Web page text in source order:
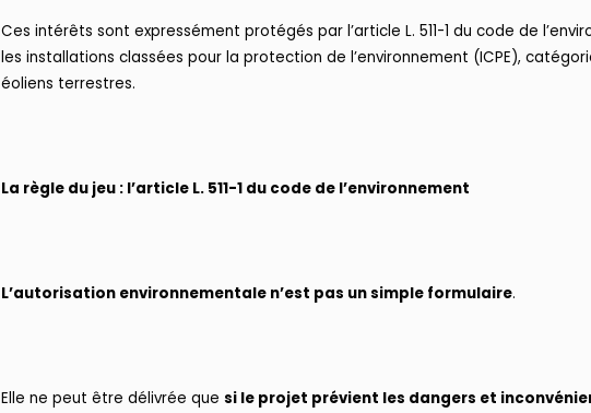
Ces intérêts sont expressément protégés par l’article L. 511-1 du code de
les installations classées pour la protection de l’environnement (ICPE),
éoliens terrestres.
La règle du jeu : l’article L. 511-1 du code de l’environnement
L’autorisation environnementale n’est pas un simple formulaire.
Elle ne peut être délivrée que si le projet prévient les dangers et